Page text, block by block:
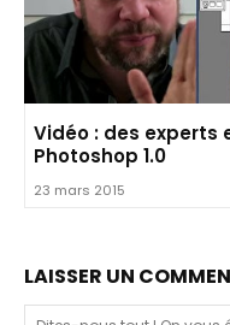
Vidéo : des experts
Photoshop 1.0
23 mars 2015
LAISSER UN